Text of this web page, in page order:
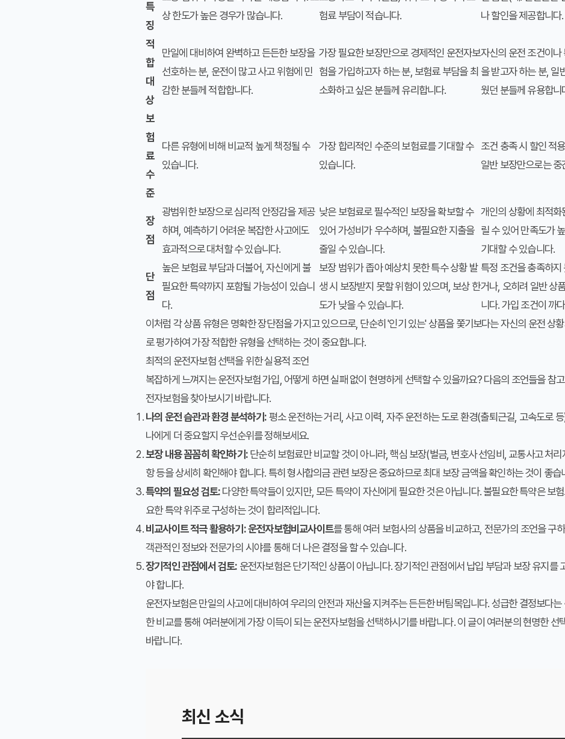
특
징
상 한도가 높은 경우가 많습니다.
험료 부담이 적습니다.
나 할인을 제공합니다.
적
합
대
상
만일에 대비하여 완벽하고 든든한 보장을
선호하는 분, 운전이 많고 사고 위험에 민
감한 분들께 적합합니다.
가장 필요한 보장만으로 경제적인 운전자보
험을 가입하고자 하는 분, 보험료 부담을 최
소화하고 싶은 분들께 유리합니다.
자신의 운전 조건이나
을 받고자 하는 분, 일
웠던 분들께 유용합니
보
험
료
수
준
다른 유형에 비해 비교적 높게 책정될 수
있습니다.
가장 합리적인 수준의 보험료를 기대할 수
있습니다.
조건 충족 시 할인 적
일반 보장만으로는
장
점
광범위한 보장으로 심리적 안정감을 제공
하며, 예측하기 어려운 복잡한 사고에도
효과적으로 대처할 수 있습니다.
낮은 보험료로 필수적인 보장을 확보할 수
있어 가성비가 우수하며, 불필요한 지출을
줄일 수 있습니다.
개인의 상황에 최적
릴 수 있어 만족도가
기대할 수 있습니다.
단
점
높은 보험료 부담과 더불어, 자신에게 불
필요한 특약까지 포함될 가능성이 있습니
다.
보장 범위가 좁아 예상치 못한 특수 상황 발
생 시 보장받지 못할 위험이 있으며, 보상 한
도가 낮을 수 있습니다.
특정 조건을 충족하
거나, 오히려 일반 상
니다. 가입 조건이 까
이처럼 각 상품 유형은 명확한 장단점을 가지고 있으므로, 단순히 '인기 있는' 상품을 쫓기보다는 자신의 운전 상
로 평가하여 가장 적합한 유형을 선택하는 것이 중요합니다.
최적의 운전자보험 선택을 위한 실용적 조언
복잡하게 느껴지는 운전자보험 가입, 어떻게 하면 실패 없이 현명하게 선택할 수 있을까요? 다음의 조언들을 참
전자보험을 찾아보시기 바랍니다.
나의 운전 습관과 환경 분석하기:평소 운전하는 거리, 사고 이력, 자주 운전하는 도로 환경(출퇴근길, 고속도로
나에게 더 중요할지 우선순위를 정해보세요.
보장 내용 꼼꼼히 확인하기:단순히 보험료만 비교할 것이 아니라, 핵심 보장(벌금, 변호사 선임비, 교통사고 처
항 등을 상세히 확인해야 합니다. 특히 형사합의금 관련 보장은 중요하므로 최대 보장 금액을 확인하는 것이 좋습
특약의 필요성 검토:다양한 특약들이 있지만, 모든 특약이 자신에게 필요한 것은 아닙니다. 불필요한 특약은 보
요한 특약 위주로 구성하는 것이 합리적입니다.
비교사이트 적극 활용하기:운전자보험비교사이트를 통해 여러 보험사의 상품을 비교하고, 전문가의 조언을 구
객관적인 정보와 전문가의 시야를 통해 더 나은 결정을 할 수 있습니다.
장기적인 관점에서 검토: 운전자보험은 단기적인 상품이 아닙니다. 장기적인 관점에서 납입 부담과 보장 유지를
야 합니다.
운전자보험은 만일의 사고에 대비하여 우리의 안전과 재산을 지켜주는 든든한 버팀목입니다. 성급한 결정보다
한 비교를 통해 여러분에게 가장 이득이 되는 운전자보험을 선택하시기를 바랍니다. 이 글이 여러분의 현명한 선
바랍니다.
최신 소식